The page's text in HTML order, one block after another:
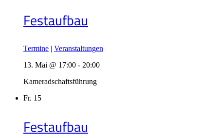
Festaufbau
Termine | Veranstaltungen
13. Mai @ 17:00 - 20:00
Kameradschaftsführung
Fr. 15
Festaufbau